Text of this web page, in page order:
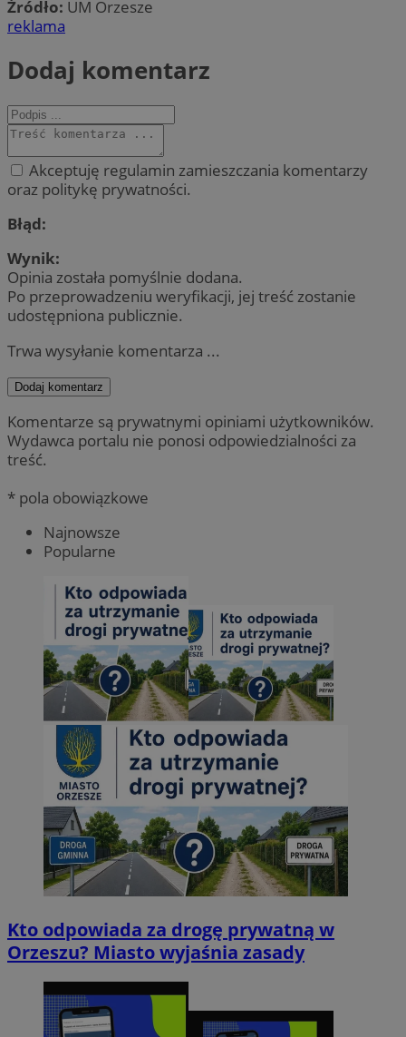
Źródło: UM Orzesze
reklama
Dodaj komentarz
Akceptuję regulamin zamieszczania komentarzy
oraz politykę prywatności.
Błąd:
Wynik:
Opinia została pomyślnie dodana.
Po przeprowadzeniu weryfikacji, jej treść zostanie
udostępniona publicznie.
Trwa wysyłanie komentarza ...
Dodaj komentarz
Komentarze są prywatnymi opiniami użytkowników.
Wydawca portalu nie ponosi odpowiedzialności za
treść.
* pola obowiązkowe
Najnowsze
Popularne
Kto odpowiada za drogę prywatną w
Orzeszu? Miasto wyjaśnia zasady